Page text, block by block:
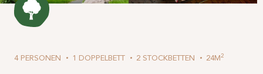
4 PERSONEN 1 DOPPELBETT 2 STOCKBETTEN 24M2